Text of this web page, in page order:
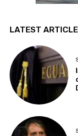
LATEST